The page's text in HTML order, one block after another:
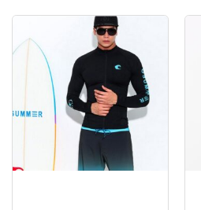
550,000₫.là: